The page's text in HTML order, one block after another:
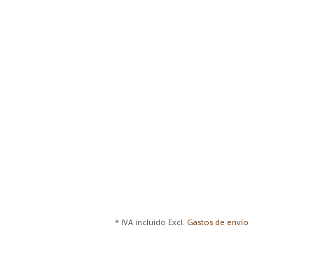
* IVA incluido Excl. Gastos de envío